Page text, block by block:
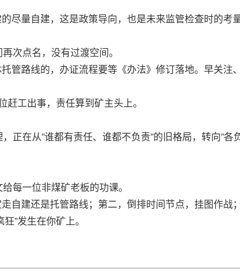
尽量自建，这是政策导向，也是未来监管检查时的考
次点名，没有过渡空间。
管路线的，办证流程要等《办法》修订落地。早关注
赶工出事，责任算到矿主头上。
正在从”谁都有责任、谁都不负责”的旧格局，转向”各
每一位非煤矿老板的功课。
自建还是托管路线；第二，倒排时间节点，挂图作战
”发生在你矿上。